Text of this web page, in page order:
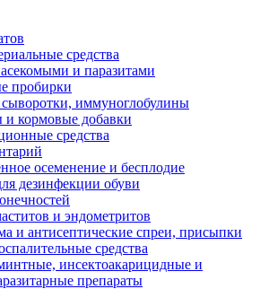
средства
и паразитами
пробирки
иммуноглобулины
кормовые добавки
средства
осеменение и бесплодие
дезинфекции обуви
и эндометритов
и антисептические спреи, присыпки
средства
инсектоакарицидные и
препараты